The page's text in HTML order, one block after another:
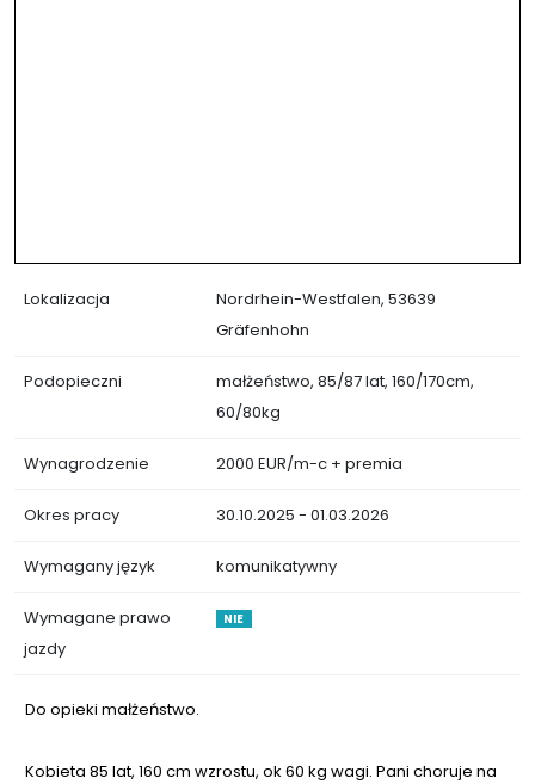
Lokalizacja
Nordrhein-Westfalen, 53639
Gräfenhohn
Podopieczni
małżeństwo, 85/87 lat, 160/170cm,
60/80kg
Wynagrodzenie 2000 EUR/m-c + premia
Okres pracy 30.10.2025 - 01.03.2026
Wymagany język komunikatywny
Wymagane prawo
jazdy
NIE
Do opieki małżeństwo.
Kobieta 85 lat, 160 cm wzrostu, ok 60 kg wagi. Pani choruje na